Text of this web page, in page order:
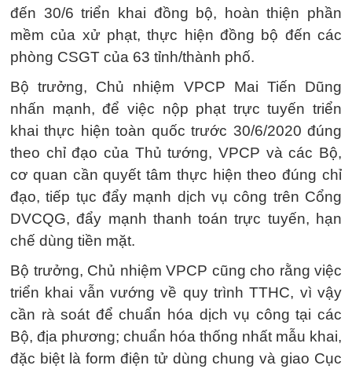
đến 30/6 triển khai đồng bộ, hoàn thiện phần
mềm của xử phạt, thực hiện đồng bộ đến các
phòng CSGT của 63 tỉnh/thành phố.
Bộ trưởng, Chủ nhiệm VPCP Mai Tiến Dũng
nhấn mạnh, để việc nộp phạt trực tuyến triển
khai thực hiện toàn quốc trước 30/6/2020 đúng
theo chỉ đạo của Thủ tướng, VPCP và các Bộ,
cơ quan cần quyết tâm thực hiện theo đúng chỉ
đạo, tiếp tục đẩy mạnh dịch vụ công trên Cổng
DVCQG, đẩy mạnh thanh toán trực tuyến, hạn
chế dùng tiền mặt.
Bộ trưởng, Chủ nhiệm VPCP cũng cho rằng việc
triển khai vẫn vướng về quy trình TTHC, vì vậy
cần rà soát để chuẩn hóa dịch vụ công tại các
Bộ, địa phương; chuẩn hóa thống nhất mẫu khai,
đặc biệt là form điện tử dùng chung và giao Cục